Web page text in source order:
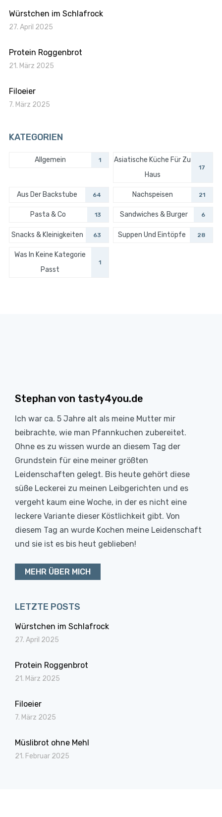
Würstchen im Schlafrock
27. April 2025
Protein Roggenbrot
21. März 2025
Filoeier
7. März 2025
KATEGORIEN
Allgemein 1
Asiatische Küche Für Zu
Haus
17
Aus Der Backstube 64 Nachspeisen 21
Pasta & Co 13 Sandwiches & Burger 6
Snacks & Kleinigkeiten 63 Suppen Und Eintöpfe 28
Was In Keine Kategorie
Passt
1
Stephan von tasty4you.de
Ich war ca. 5 Jahre alt als meine Mutter mir
beibrachte, wie man Pfannkuchen zubereitet.
Ohne es zu wissen wurde an diesem Tag der
Grundstein für eine meiner größten
Leidenschaften gelegt. Bis heute gehört diese
süße Leckerei zu meinen Leibgerichten und es
vergeht kaum eine Woche, in der es nicht eine
leckere Variante dieser Köstlichkeit gibt. Von
diesem Tag an wurde Kochen meine Leidenschaft
und sie ist es bis heut geblieben!
MEHR ÜBER MICH
LETZTE POSTS
Würstchen im Schlafrock
27. April 2025
Protein Roggenbrot
21. März 2025
Filoeier
7. März 2025
Müslibrot ohne Mehl
21. Februar 2025